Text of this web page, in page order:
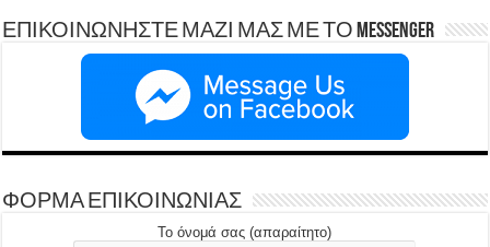
ΕΠΙΚΟΙΝΩΝΗΣΤΕ ΜΑΖΙ ΜΑΣ ΜΕ ΤΟ Messenger
ΦΟΡΜΑ ΕΠΙΚΟΙΝΩΝΙΑΣ
Το όνομά σας (απαραίτητο)